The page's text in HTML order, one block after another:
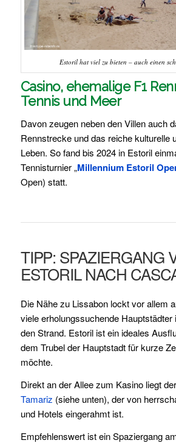
Estoril hat viel zu bieten – auch einen
Casino, ehemalige F1
Tennis und Meer
Davon zeugen neben den Villen auch
Rennstrecke und das reiche kulturelle
Leben. So fand bis 2024 in Estoril
Tennisturnier „Millennium Estoril
Open) statt.
TIPP: SPAZIERGANG
ESTORIL NACH
Die Nähe zu Lissabon lockt vor allem
viele erholungssuchende Hauptstädter
den Strand. Estoril ist ein ideales
dem Trubel der Hauptstadt für kurze
möchte.
Direkt an der Allee zum Kasino liegt der
Tamariz (siehe unten), der von
und Hotels eingerahmt ist.
Empfehlenswert ist ein Spaziergang